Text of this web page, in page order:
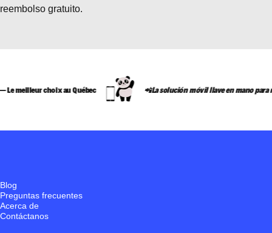
reembolso gratuito.
au Québec 📲La solución móvil llave en mano para recién
Blog
Preguntas frecuentes
Acerca de
Contáctanos